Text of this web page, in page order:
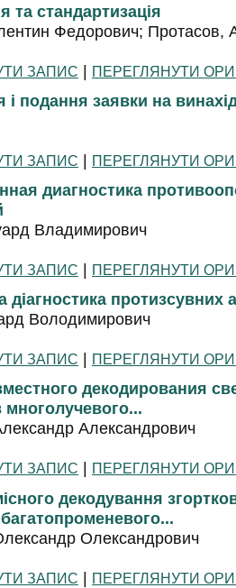
та стандартизація
Федорович; Протасов,
ЗАПИС | ПЕРЕГЛЯНУТИ
і подання заявки на
ЗАПИС | ПЕРЕГЛЯНУТИ
диагностика
Владимирович
ЗАПИС | ПЕРЕГЛЯНУТИ
діагностика протизсувних
Володимирович
ЗАПИС | ПЕРЕГЛЯНУТИ
декодирования
Александрович
ЗАПИС | ПЕРЕГЛЯНУТИ
декодування
Олександрович
ЗАПИС | ПЕРЕГЛЯНУТИ